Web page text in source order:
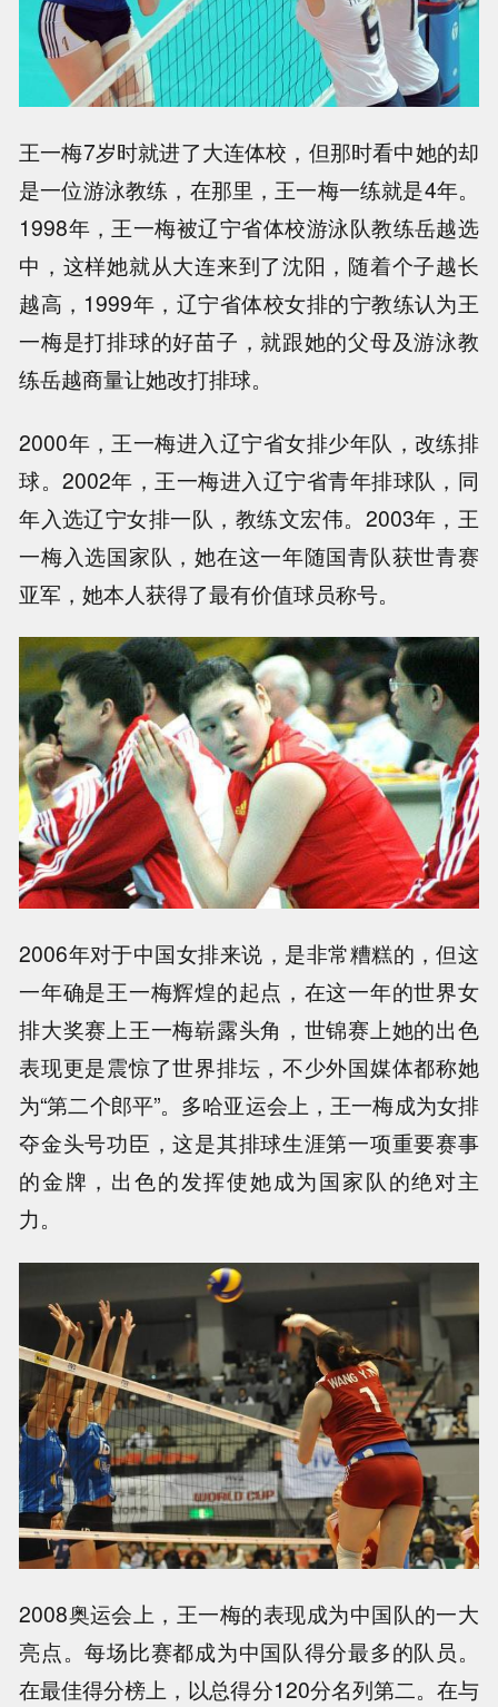
王一梅7岁时就进了大连体校，但那时看中她的却
是一位游泳教练，在那里，王一梅一练就是4年。
1998年，王一梅被辽宁省体校游泳队教练岳越选
中，这样她就从大连来到了沈阳，随着个子越长
越高，1999年，辽宁省体校女排的宁教练认为王
一梅是打排球的好苗子，就跟她的父母及游泳教
练岳越商量让她改打排球。
2000年，王一梅进入辽宁省女排少年队，改练排
球。2002年，王一梅进入辽宁省青年排球队，同
年入选辽宁女排一队，教练文宏伟。2003年，王
一梅入选国家队，她在这一年随国青队获世青赛
亚军，她本人获得了最有价值球员称号。
2006年对于中国女排来说，是非常糟糕的，但这
一年确是王一梅辉煌的起点，在这一年的世界女
排大奖赛上王一梅崭露头角，世锦赛上她的出色
表现更是震惊了世界排坛，不少外国媒体都称她
为“第二个郎平”。多哈亚运会上，王一梅成为女排
夺金头号功臣，这是其排球生涯第一项重要赛事
的金牌，出色的发挥使她成为国家队的绝对主
力。
2008奥运会上，王一梅的表现成为中国队的一大
亮点。每场比赛都成为中国队得分最多的队员。
在最佳得分榜上，以总得分120分名列第二。在与